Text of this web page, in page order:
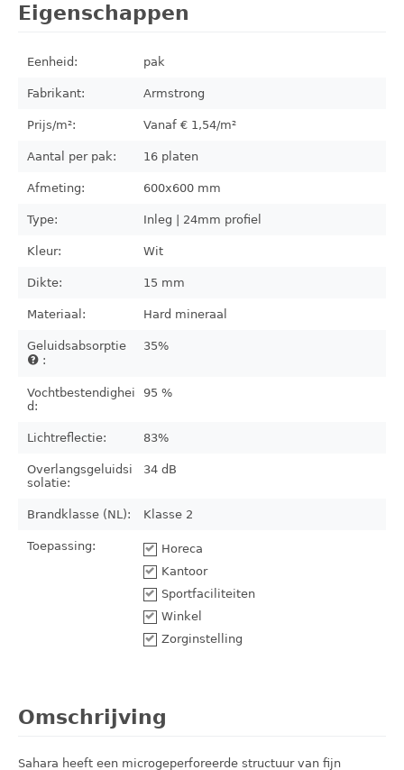
Eigenschappen
Eenheid: pak
Fabrikant: Armstrong
Prijs/m²: Vanaf € 1,54/m²
Aantal per pak: 16 platen
Afmeting: 600x600 mm
Type: Inleg | 24mm profiel
Kleur: Wit
Dikte: 15 mm
Materiaal: Hard mineraal
Geluidsabsorptie
:
35%
Vochtbestendighei
d:
95 %
Lichtreflectie: 83%
Overlangsgeluidsi
solatie:
34 dB
Brandklasse (NL): Klasse 2
Toepassing:
Horeca
Kantoor
Sportfaciliteiten
Winkel
Zorginstelling
Omschrijving
Sahara heeft een microgeperforeerde structuur van fijn